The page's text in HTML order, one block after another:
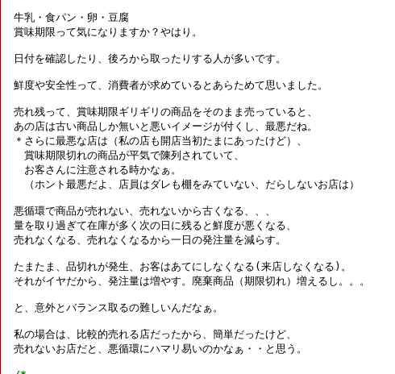
牛乳・食パン・卵・豆腐
賞味期限って気になりますか？やはり。
日付を確認したり、後ろから取ったりする人が多いです。
鮮度や安全性って、消費者が求めているとあらためて思いました。
売れ残って、賞味期限ギリギリの商品をそのまま売っていると、
あの店は古い商品しか無いと悪いイメージが付くし、最悪だね。
＊さらに最悪な店は（私の店も開店当初たまにあったけど）、
賞味期限切れの商品が平気で陳列されていて、
お客さんに注意される時かなぁ。
（ホント最悪だよ、店員はダレも棚をみていない、だらしないお店は）
悪循環で商品が売れない、売れないから古くなる、、、
量を取り過ぎて在庫が多く次の日に残ると鮮度が悪くなる、
売れなくなる、売れなくなるから一日の発注量を減らす。
たまたま、品切れが発生、お客はあてにしなくなる(来店しなくなる)。
それがイヤだから、発注量は増やす。廃棄商品（期限切れ）増えるし。。。
と、意外とバランス取るの難しいんだなぁ。
私の場合は、比較的売れる店だったから、簡単だったけど、
売れないお店だと、悪循環にハマリ易いのかなぁ・・と思う。